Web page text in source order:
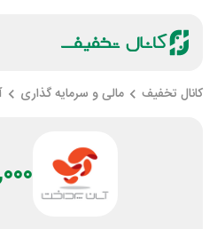
کانال تخفیف مالی و سرمایه گذاری